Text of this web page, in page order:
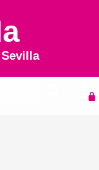
Sevilla